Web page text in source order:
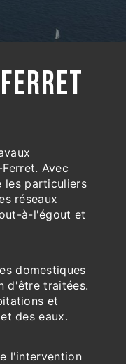
Avec
les particuliers
réseaux
à-l'égout et
domestiques
d'être traitées.
et
des eaux.
l'intervention